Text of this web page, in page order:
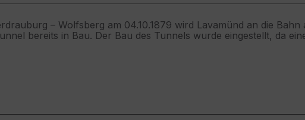
– Wolfsberg am 04.10.1879 wird Lavamünd an die Bahn
bereits in Bau. Der Bau des Tunnels wurde eingestellt, da